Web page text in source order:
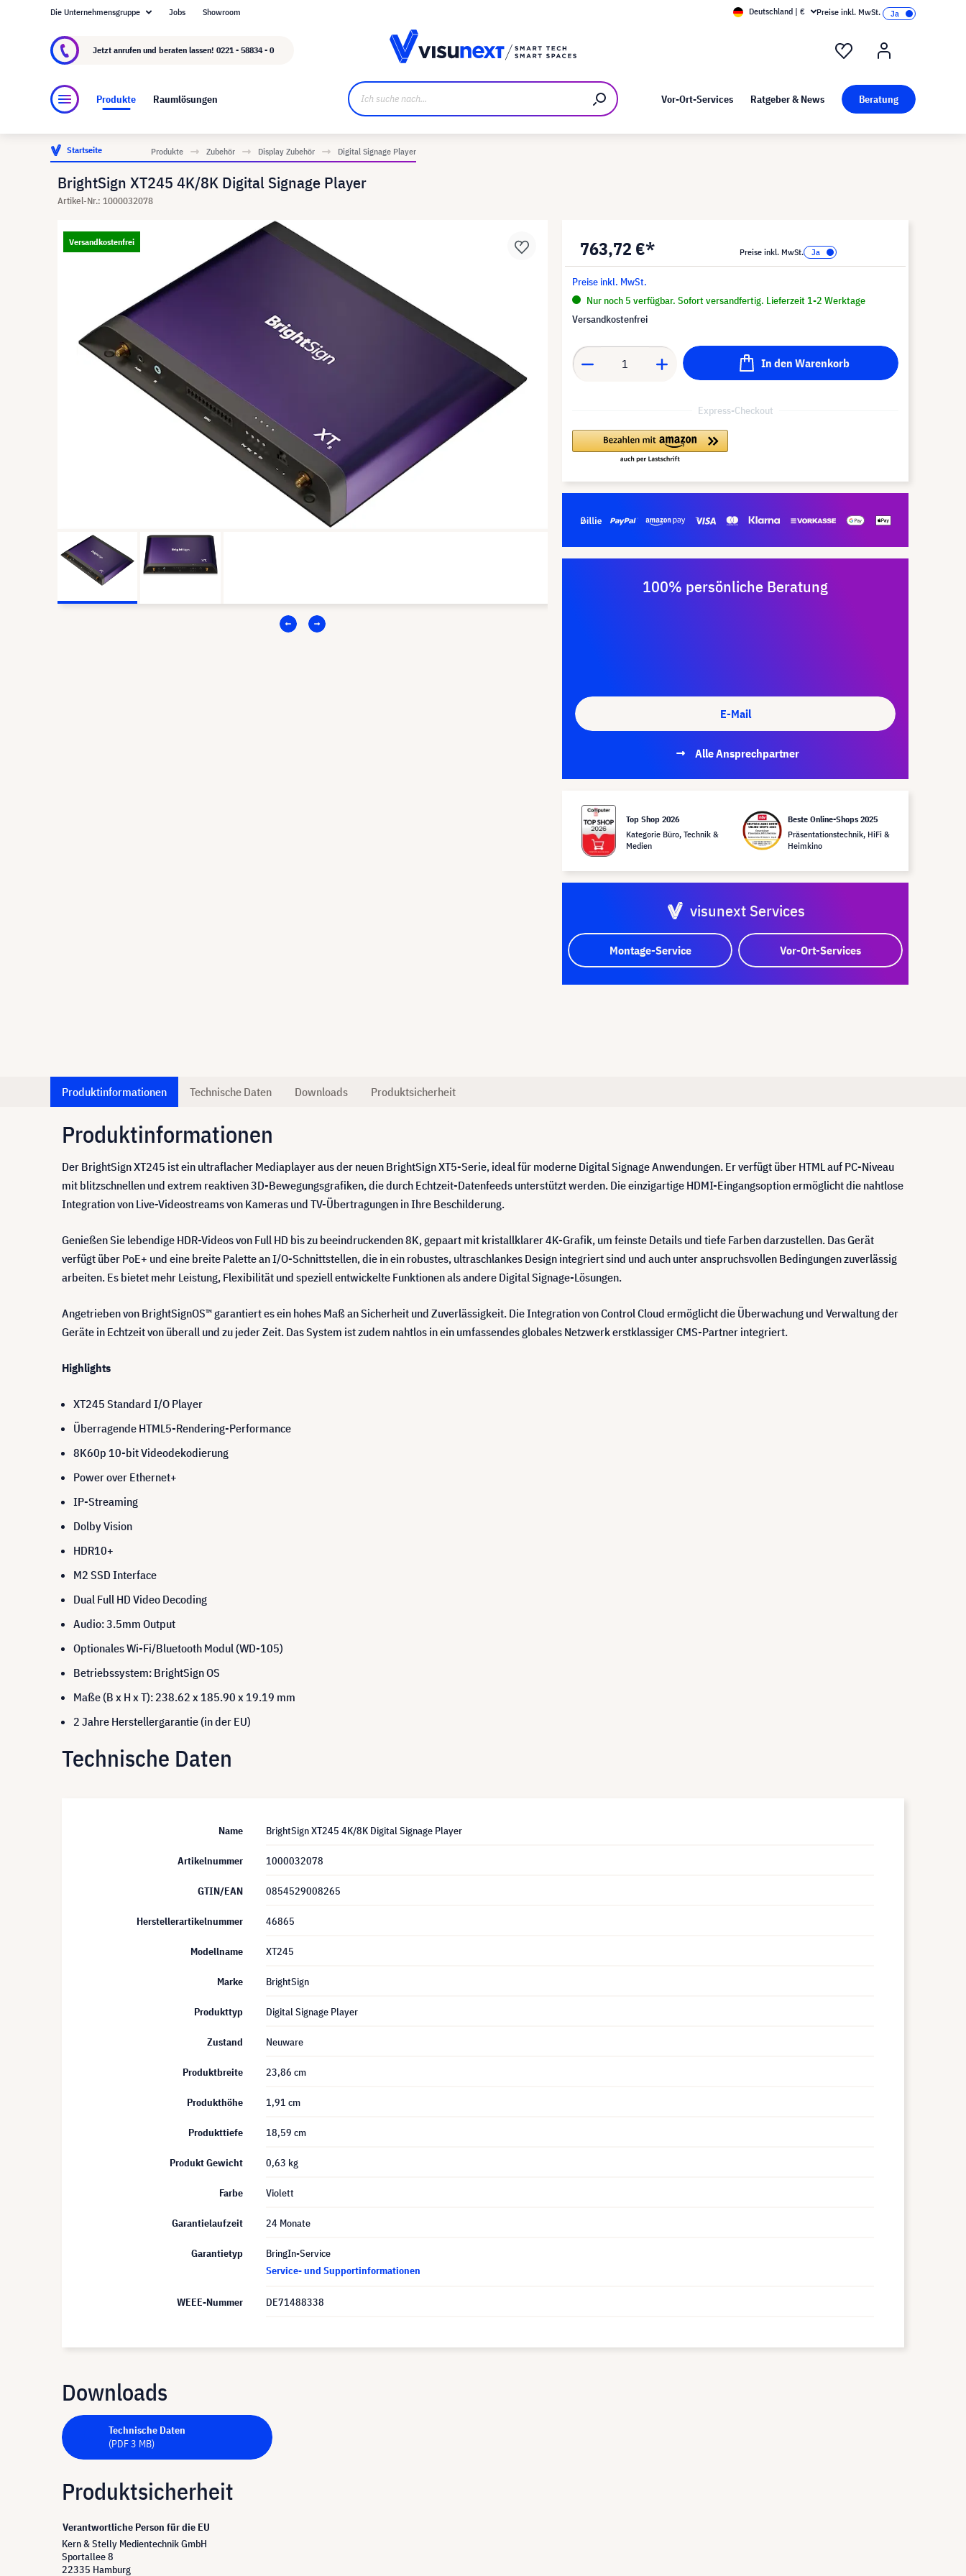
Über visunext.de Kunst bei visunext
Die Unternehmensgruppe Jobs Showroom Deutschland | € Preise inkl. MwSt.
Jetzt anrufen und beraten lassen! 0221 - 58834 - 0
Produkte Raumlösungen Vor-Ort-Services Ratgeber & News Beratung
Startseite Produkte Zubehör Display Zubehör Digital Signage Player
BrightSign XT245 4K/8K Digital Signage Player
Artikel-Nr.: 1000032078
Versandkostenfrei 763,72 €* Preise inkl. MwSt.
Preise inkl. MwSt.
Nur noch 5 verfügbar. Sofort versandfertig. Lieferzeit 1-2 Werktage
Versandkostenfrei
In den Warenkorb
Express-Checkout
100% persönliche Beratung
E-Mail
Alle Ansprechpartner
Top Shop 2026
Kategorie Büro, Technik &
Medien
Beste Online-Shops 2025
Präsentationstechnik, HiFi &
Heimkino
visunext Services
Montage-Service Vor-Ort-Services
Produktinformationen Technische Daten Downloads Produktsicherheit
Produktinformationen
Der BrightSign XT245 ist ein ultraflacher Mediaplayer aus der neuen BrightSign XT5-Serie, ideal für moderne Digital Signage Anwendungen. Er verfügt über HTML auf PC-Niveau
mit blitzschnellen und extrem reaktiven 3D-Bewegungsgrafiken, die durch Echtzeit-Datenfeeds unterstützt werden. Die einzigartige HDMI-Eingangsoption ermöglicht die nahtlose
Integration von Live-Videostreams von Kameras und TV-Übertragungen in Ihre Beschilderung.
Genießen Sie lebendige HDR-Videos von Full HD bis zu beeindruckenden 8K, gepaart mit kristallklarer 4K-Grafik, um feinste Details und tiefe Farben darzustellen. Das Gerät
verfügt über PoE+ und eine breite Palette an I/O-Schnittstellen, die in ein robustes, ultraschlankes Design integriert sind und auch unter anspruchsvollen Bedingungen zuverlässig
arbeiten. Es bietet mehr Leistung, Flexibilität und speziell entwickelte Funktionen als andere Digital Signage-Lösungen.
Angetrieben von BrightSignOS™ garantiert es ein hohes Maß an Sicherheit und Zuverlässigkeit. Die Integration von Control Cloud ermöglicht die Überwachung und Verwaltung der
Geräte in Echtzeit von überall und zu jeder Zeit. Das System ist zudem nahtlos in ein umfassendes globales Netzwerk erstklassiger CMS-Partner integriert.
Highlights
XT245 Standard I/O Player
Überragende HTML5-Rendering-Performance
8K60p 10-bit Videodekodierung
Power over Ethernet+
IP-Streaming
Dolby Vision
HDR10+
M2 SSD Interface
Dual Full HD Video Decoding
Audio: 3.5mm Output
Optionales Wi-Fi/Bluetooth Modul (WD-105)
Betriebssystem: BrightSign OS
Maße (B x H x T): 238.62 x 185.90 x 19.19 mm
2 Jahre Herstellergarantie (in der EU)
Technische Daten
Name BrightSign XT245 4K/8K Digital Signage Player
Artikelnummer 1000032078
GTIN/EAN 0854529008265
Herstellerartikelnummer 46865
Modellname XT245
Marke BrightSign
Produkttyp Digital Signage Player
Zustand Neuware
Produktbreite 23,86 cm
Produkthöhe 1,91 cm
Produkttiefe 18,59 cm
Produkt Gewicht 0,63 kg
Farbe Violett
Garantielaufzeit 24 Monate
Garantietyp
BringIn-Service
Service- und Supportinformationen
WEEE-Nummer DE71488338
Downloads
Technische Daten
(PDF 3 MB)
Produktsicherheit
Verantwortliche Person für die EU
Kern & Stelly Medientechnik GmbH
Sportallee 8
22335 Hamburg